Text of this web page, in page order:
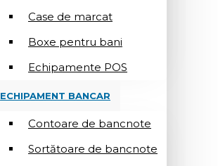
Case de marcat
Boxe pentru bani
Echipamente POS
ECHIPAMENT BANCAR
Contoare de bancnote
Sortătoare de bancnote